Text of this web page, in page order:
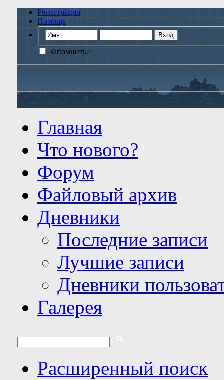
Регистрация
Помощь
Запомнить?
Главная
Что нового?
Форум
Файловый архив
Дневники
Последние записи
Лучшие записи
Дневники
Галерея
Расширенный поиск